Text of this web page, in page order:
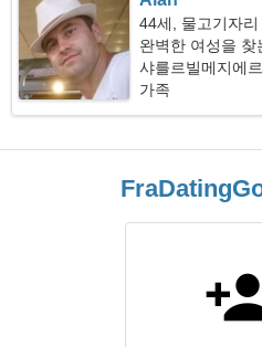
44세, 물고기자리
완벽한 여성을
샤를르빌메지에
가족